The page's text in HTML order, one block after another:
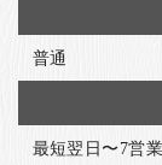
普通
最短翌日〜7営